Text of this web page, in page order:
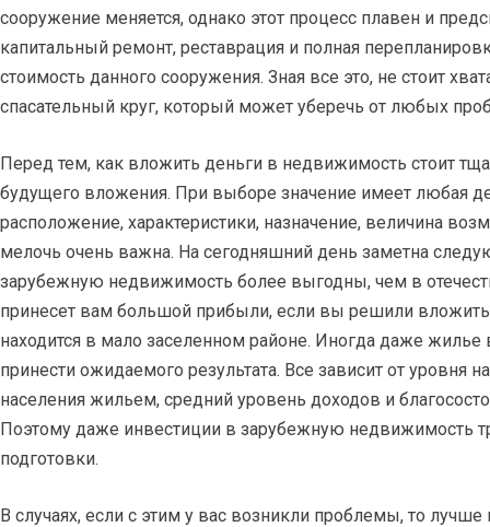
сооружение меняется, однако этот процесс плавен и
капитальный ремонт, реставрация и полная
стоимость данного сооружения. Зная все это, не стоит
спасательный круг, который может уберечь от любых
Перед тем, как вложить деньги в недвижимость стоит
будущего вложения. При выборе значение имеет любая
расположение, характеристики, назначение, величина
мелочь очень важна. На сегодняшний день заметна
зарубежную недвижимость более выгодны, чем в
принесет вам большой прибыли, если вы решили
находится в мало заселенном районе. Иногда даже
принести ожидаемого результата. Все зависит от уровня
населения жильем, средний уровень доходов и
Поэтому даже инвестиции в зарубежную недвижимость
подготовки.
В случаях, если с этим у вас возникли проблемы, то